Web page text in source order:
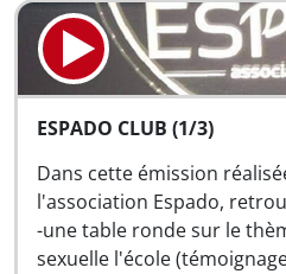
ESPADO CLUB (1/3)
Dans cette émission
l'association Espado,
-une table ronde sur le
sexuelle l'école